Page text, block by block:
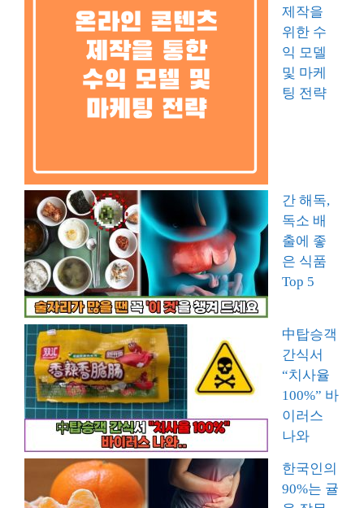
제작을
위한 수
익 모델
및 마케
팅 전략
간 해독,
독소 배
출에 좋
은 식품
Top 5
中탑승객
간식서
“치사율
100%” 바
이러스
나와
한국인의
90%는 귤